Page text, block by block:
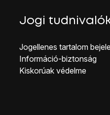
Jogi
Jogellenes ta rtalom
Inf ormáció-biztonság
Kiskorúak véd elme